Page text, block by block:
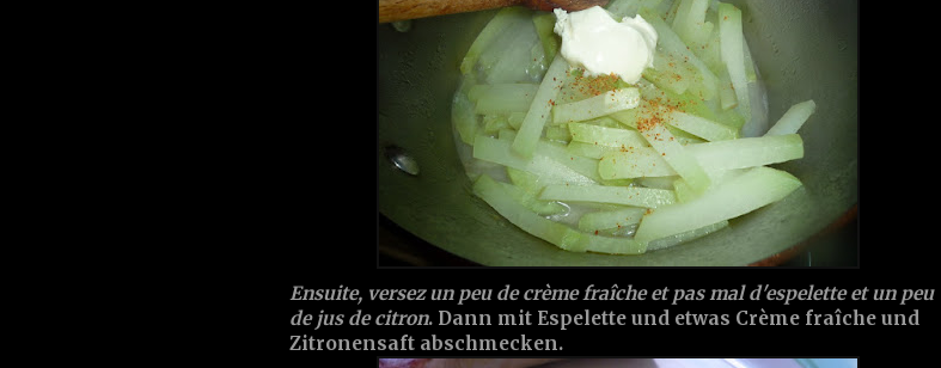
Ensuite, versez un peu de crème fraîche et pas mal d'espelette et un peu
de jus de citron. Dann mit Espelette und etwas Crème fraîche und
Zitronensaft abschmecken.